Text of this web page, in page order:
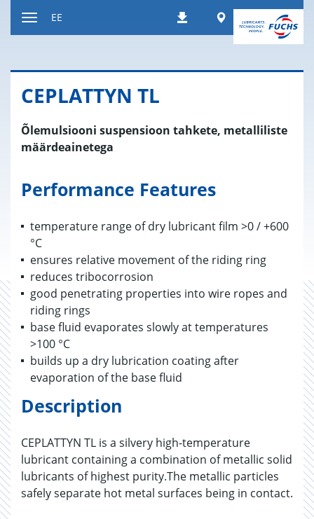
sisule
Allalaadimised
Worldwide
EE
CEPLAT­TYN TL
Õlemulsiooni suspensioon tahkete, metalliliste
määrdeainetega
Performance Features
temperature range of dry lubricant film >0 / +600
°C
ensures relative movement of the riding ring
reduces tribocorrosion
good penetrating properties into wire ropes and
riding rings
base fluid evaporates slowly at temperatures
>100 °C
builds up a dry lubrication coating after
evaporation of the base fluid
Description
CEPLATTYN TL is a silvery high-temperature
lubricant containing a combination of metallic solid
lubricants of highest purity.The metallic particles
safely separate hot metal surfaces being in contact.